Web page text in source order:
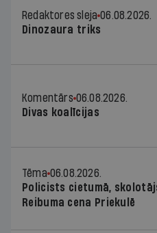
Redaktores sleja 06.08.2026.
Dinozaura triks
Komentārs 06.08.2026.
Divas koalīcijas
Tēma 06.08.2026.
Policists cietumā,
Reibuma cena Priekulē